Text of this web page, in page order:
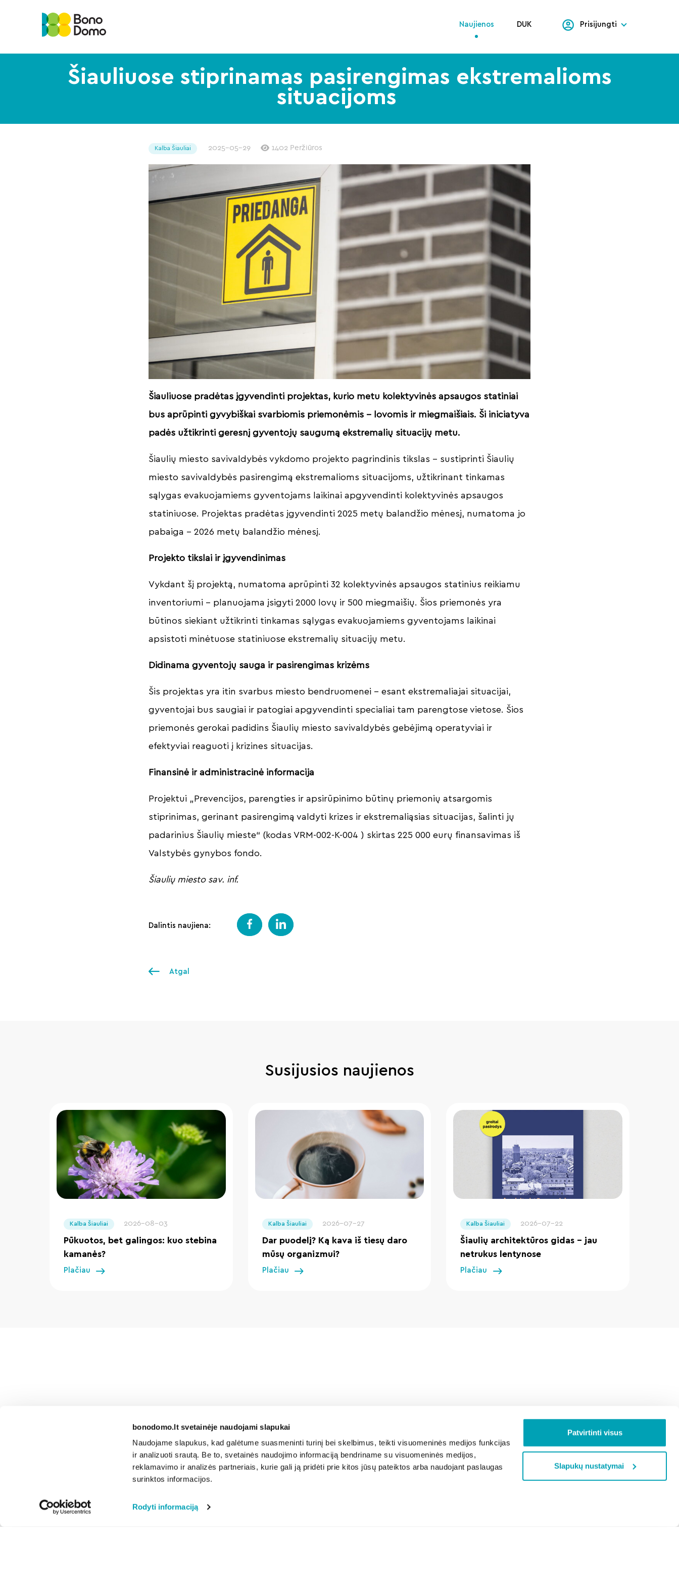
bonodomo.lt svetainėje naudojami slapukai
Naudojame slapukus, kad galėtume suasmeninti turinį bei skelbimus, teikti visuomeninės medijos funkcijas
ir analizuoti srautą. Be to, svetainės naudojimo informaciją bendriname su visuomeninės medijos,
reklamavimo ir analizės partneriais, kurie gali ją pridėti prie kitos jūsų pateiktos arba naudojant paslaugas
surinktos informacijos.
Rodyti informaciją
Patvirtinti visus
Slapukų nustatymai
Naujienos DUK Prisijungti
Šiauliuose stiprinamas pasirengimas ekstremalioms
situacijoms
Kalba Šiauliai 2025-05-29 1402 Peržiūros
Šiauliuose pradėtas įgyvendinti projektas, kurio metu kolektyvinės apsaugos statiniai
bus aprūpinti gyvybiškai svarbiomis priemonėmis – lovomis ir miegmaišiais. Ši iniciatyva
padės užtikrinti geresnį gyventojų saugumą ekstremalių situacijų metu.
Šiaulių miesto savivaldybės vykdomo projekto pagrindinis tikslas – sustiprinti Šiaulių
miesto savivaldybės pasirengimą ekstremalioms situacijoms, užtikrinant tinkamas
sąlygas evakuojamiems gyventojams laikinai apgyvendinti kolektyvinės apsaugos
statiniuose. Projektas pradėtas įgyvendinti 2025 metų balandžio mėnesį, numatoma jo
pabaiga – 2026 metų balandžio mėnesį.
Projekto tikslai ir įgyvendinimas
Vykdant šį projektą, numatoma aprūpinti 32 kolektyvinės apsaugos statinius reikiamu
inventoriumi – planuojama įsigyti 2000 lovų ir 500 miegmaišių. Šios priemonės yra
būtinos siekiant užtikrinti tinkamas sąlygas evakuojamiems gyventojams laikinai
apsistoti minėtuose statiniuose ekstremalių situacijų metu.
Didinama gyventojų sauga ir pasirengimas krizėms
Šis projektas yra itin svarbus miesto bendruomenei – esant ekstremaliajai situacijai,
gyventojai bus saugiai ir patogiai apgyvendinti specialiai tam parengtose vietose. Šios
priemonės gerokai padidins Šiaulių miesto savivaldybės gebėjimą operatyviai ir
efektyviai reaguoti į krizines situacijas.
Finansinė ir administracinė informacija
Projektui „Prevencijos, parengties ir apsirūpinimo būtinų priemonių atsargomis
stiprinimas, gerinant pasirengimą valdyti krizes ir ekstremaliąsias situacijas, šalinti jų
padarinius Šiaulių mieste“ (kodas VRM-002-K-004 ) skirtas 225 000 eurų finansavimas iš
Valstybės gynybos fondo.
Šiaulių miesto sav. inf.
Dalintis naujiena:
Atgal
Susijusios naujienos
Kalba Šiauliai 2026-08-03
Pūkuotos, bet galingos: kuo stebina
kamanės?
Plačiau
Kalba Šiauliai 2026-07-27
Dar puodelį? Ką kava iš tiesų daro
mūsų organizmui?
Plačiau
Kalba Šiauliai 2026-07-22
Šiaulių architektūros gidas – jau
netrukus lentynose
Plačiau